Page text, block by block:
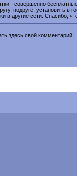
- совершенно
подруге, установить в
в другие сети. Спасибо,
здесь свой комментарий!